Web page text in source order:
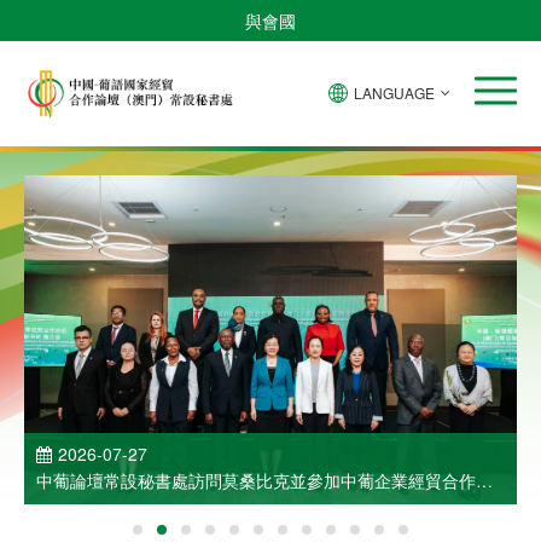
與會國
LANGUAGE
2026-07-27
中葡論壇常設秘書處訪問莫桑比克並參加中葡企業經貿合作洽
談會